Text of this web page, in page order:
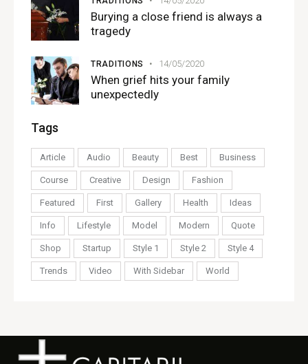
Burying a close friend is always a
tragedy
TRADITIONS 14/05/2020
When grief hits your family
unexpectedly
Tags
Article Audio Beauty Best Business
Course Creative Design Fashion
Featured First Gallery Health Ideas
Info Lifestyle Model Modern Quote
Shop Startup Style 1 Style 2 Style 4
Trends Video With Sidebar World